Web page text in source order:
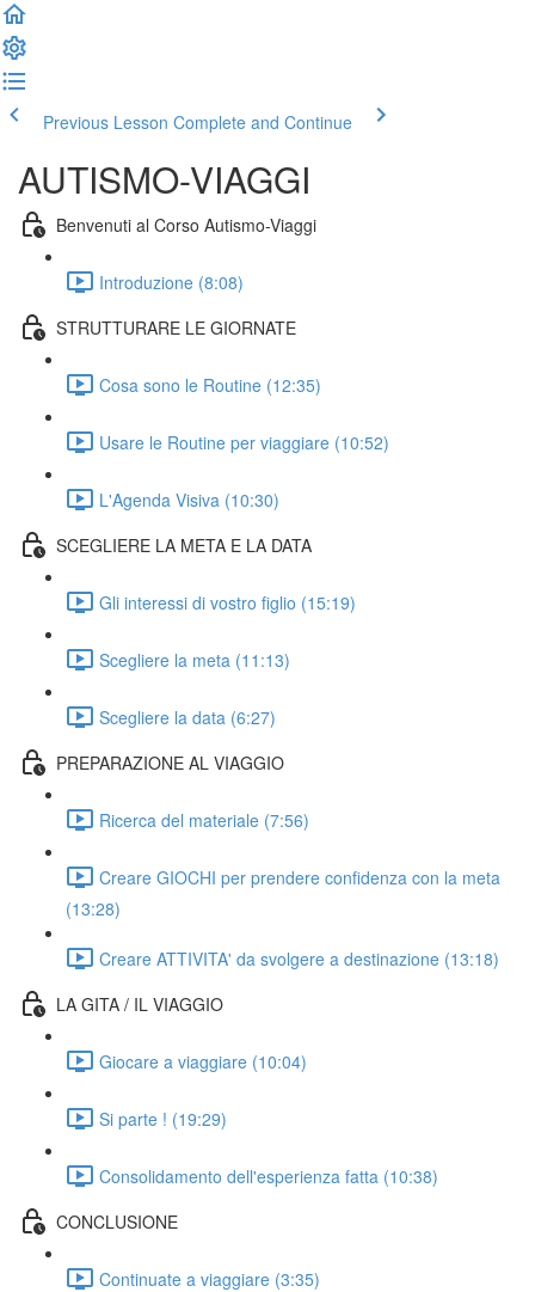
Previous Lesson Complete and Continue
AUTISMO-VIAGGI
Benvenuti al Corso Autismo-Viaggi
Introduzione (8:08)
STRUTTURARE LE GIORNATE
Cosa sono le Routine (12:35)
Usare le Routine per viaggiare (10:52)
L'Agenda Visiva (10:30)
SCEGLIERE LA META E LA DATA
Gli interessi di vostro figlio (15:19)
Scegliere la meta (11:13)
Scegliere la data (6:27)
PREPARAZIONE AL VIAGGIO
Ricerca del materiale (7:56)
Creare GIOCHI per prendere confidenza con la meta
(13:28)
Creare ATTIVITA' da svolgere a destinazione (13:18)
LA GITA / IL VIAGGIO
Giocare a viaggiare (10:04)
Si parte ! (19:29)
Consolidamento dell'esperienza fatta (10:38)
CONCLUSIONE
Continuate a viaggiare (3:35)